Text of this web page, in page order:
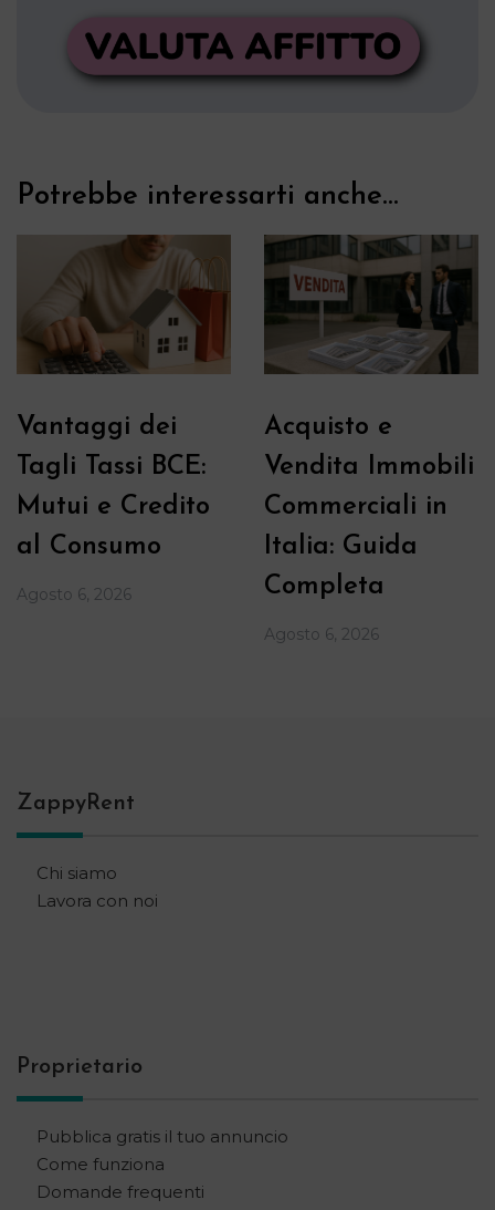
Potrebbe interessarti anche...
Vantaggi dei
Tagli Tassi BCE:
Mutui e Credito
al Consumo
Agosto 6, 2026
Acquisto e
Vendita Immobili
Commerciali in
Italia: Guida
Completa
Agosto 6, 2026
ZappyRent
Chi siamo
Lavora con noi
Proprietario
Pubblica gratis il tuo annuncio
Come funziona
Domande frequenti